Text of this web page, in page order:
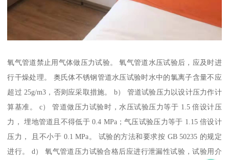
氧气管道禁止用气体做压力试验。 氧气管道水压试验后，应及时进
行干燥处理。 奥氏体不锈钢管道水压试验时水中的氯离子含量不应
超过 25g/m3，否则应采取措施。 b） 管道试验压力以设计压力作计
算基准。 c） 管道做压力试验时，水压试验压力等于 1.5 倍设计压
力， 埋地管道且不得低于 0.4 MPa；气压试验压力等于 1.15 倍设计
压力， 且不小于 0.1 MPa。 试验的方法和要求按 GB 50235 的规定
进行。 d） 氧气管道压力试验合格后应进行泄漏性试验，试验用介